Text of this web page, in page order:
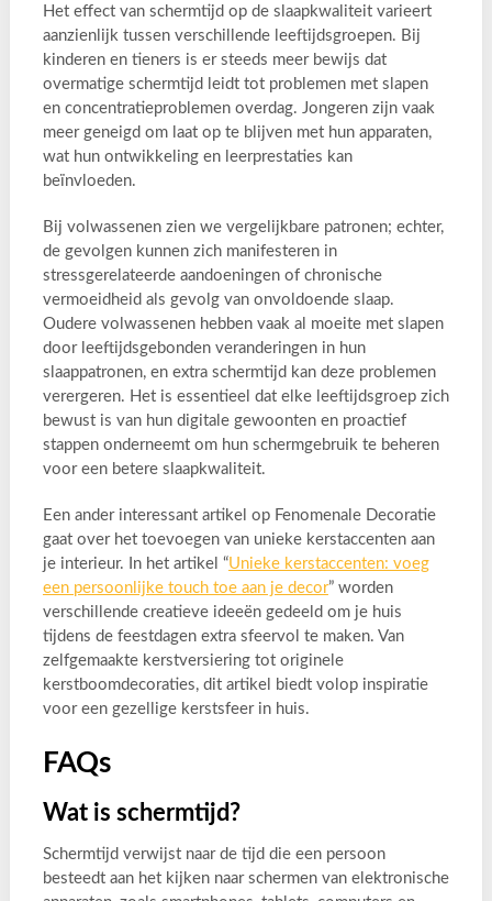
Het effect van schermtijd op de slaapkwaliteit varieert
aanzienlijk tussen verschillende leeftijdsgroepen. Bij
kinderen en tieners is er steeds meer bewijs dat
overmatige schermtijd leidt tot problemen met slapen
en concentratieproblemen overdag. Jongeren zijn vaak
meer geneigd om laat op te blijven met hun apparaten,
wat hun ontwikkeling en leerprestaties kan
beïnvloeden.
Bij volwassenen zien we vergelijkbare patronen; echter,
de gevolgen kunnen zich manifesteren in
stressgerelateerde aandoeningen of chronische
vermoeidheid als gevolg van onvoldoende slaap.
Oudere volwassenen hebben vaak al moeite met slapen
door leeftijdsgebonden veranderingen in hun
slaappatronen, en extra schermtijd kan deze problemen
verergeren. Het is essentieel dat elke leeftijdsgroep zich
bewust is van hun digitale gewoonten en proactief
stappen onderneemt om hun schermgebruik te beheren
voor een betere slaapkwaliteit.
Een ander interessant artikel op Fenomenale Decoratie
gaat over het toevoegen van unieke kerstaccenten aan
je interieur. In het artikel “Unieke kerstaccenten: voeg
een persoonlijke touch toe aan je decor” worden
verschillende creatieve ideeën gedeeld om je huis
tijdens de feestdagen extra sfeervol te maken. Van
zelfgemaakte kerstversiering tot originele
kerstboomdecoraties, dit artikel biedt volop inspiratie
voor een gezellige kerstsfeer in huis.
FAQs
Wat is schermtijd?
Schermtijd verwijst naar de tijd die een persoon
besteedt aan het kijken naar schermen van elektronische